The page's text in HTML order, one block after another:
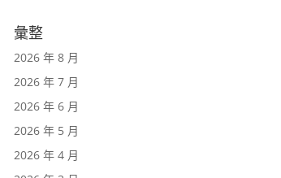
彙整
2026 年 8 月
2026 年 7 月
2026 年 6 月
2026 年 5 月
2026 年 4 月